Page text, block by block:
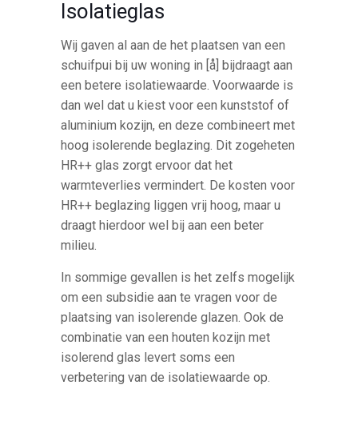
Isolatieglas
Wij gaven al aan de het plaatsen van een
schuifpui bij uw woning in [å] bijdraagt aan
een betere isolatiewaarde. Voorwaarde is
dan wel dat u kiest voor een kunststof of
aluminium kozijn, en deze combineert met
hoog isolerende beglazing. Dit zogeheten
HR++ glas zorgt ervoor dat het
warmteverlies vermindert. De kosten voor
HR++ beglazing liggen vrij hoog, maar u
draagt hierdoor wel bij aan een beter
milieu.
In sommige gevallen is het zelfs mogelijk
om een subsidie aan te vragen voor de
plaatsing van isolerende glazen. Ook de
combinatie van een houten kozijn met
isolerend glas levert soms een
verbetering van de isolatiewaarde op.